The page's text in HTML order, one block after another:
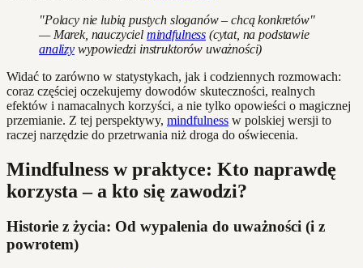
"Polacy nie lubią pustych sloganów – chcą konkretów"
— Marek, nauczyciel mindfulness (cytat, na podstawie
analizywypowiedzi instruktorów uważności)
Widać to zarówno w statystykach, jak i codziennych rozmowach:
coraz częściej oczekujemy dowodów skuteczności, realnych
efektów i namacalnych korzyści, a nie tylko opowieści o magicznej
przemianie. Z tej perspektywy, mindfulness w polskiej wersji to
raczej narzędzie do przetrwania niż droga do oświecenia.
Mindfulness w praktyce: Kto naprawdę
korzysta – a kto się zawodzi?
Historie z życia: Od wypalenia do uważności (i z
powrotem)